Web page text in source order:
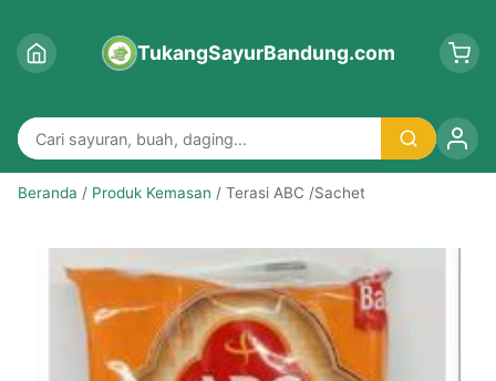
TukangSayurBandung.com
Beranda / Produk Kemasan / Terasi ABC /Sachet